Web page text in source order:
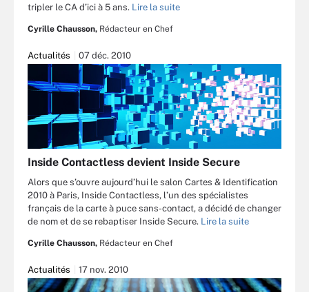
tripler le CA d’ici à 5 ans. Lire la suite
Cyrille Chausson, Rédacteur en Chef
Actualités 07 déc. 2010
Inside Contactless devient Inside Secure
Alors que s’ouvre aujourd’hui le salon Cartes & Identification
2010 à Paris, Inside Contactless, l’un des spécialistes
français de la carte à puce sans-contact, a décidé de changer
de nom et de se rebaptiser Inside Secure. Lire la suite
Cyrille Chausson, Rédacteur en Chef
Actualités 17 nov. 2010